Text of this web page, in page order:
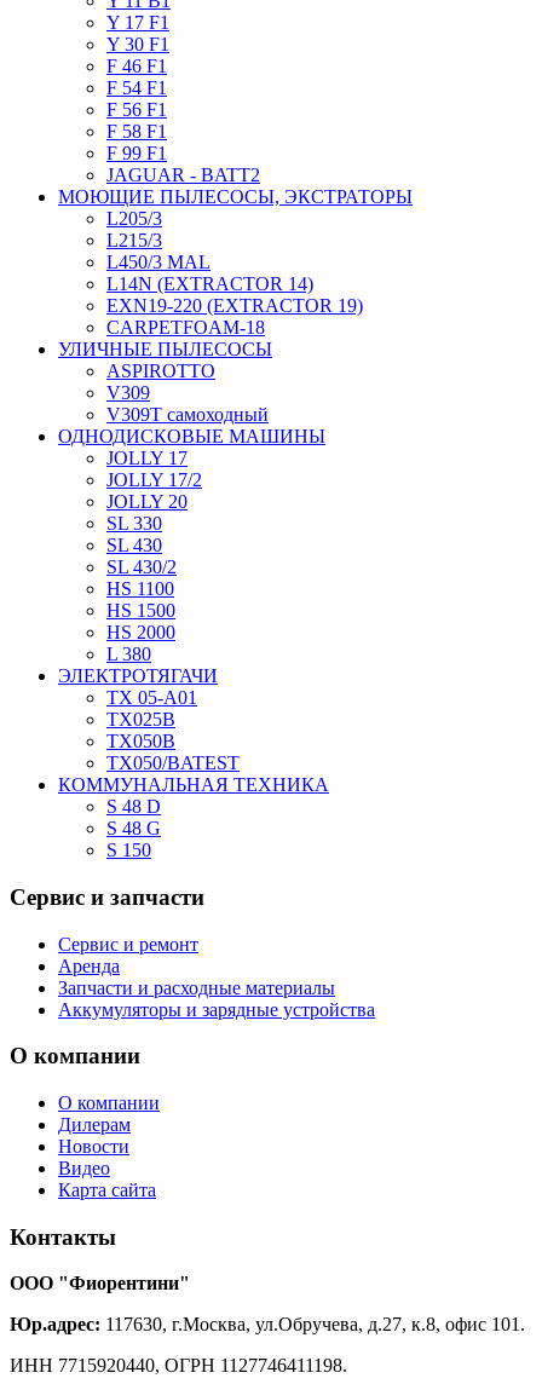
Y 17 F1
Y 30 F1
F 46 F1
F 54 F1
F 56 F1
F 58 F1
F 99 F1
JAGUAR - BATT2
МОЮЩИЕ ПЫЛЕСОСЫ, ЭКСТРАТОРЫ
L205/3
L215/3
L450/3 MAL
L14N (EXTRACTOR 14)
EXN19-220 (EXTRACTOR 19)
CARPETFOAM-18
УЛИЧНЫЕ ПЫЛЕСОСЫ
ASPIROTTO
V309
V309T самоходный
ОДНОДИСКОВЫЕ МАШИНЫ
JOLLY 17
JOLLY 17/2
JOLLY 20
SL 330
SL 430
SL 430/2
HS 1100
HS 1500
HS 2000
L 380
ЭЛЕКТРОТЯГАЧИ
TX 05-A01
TX025В
TX050В
TX050/BATEST
КОММУНАЛЬНАЯ ТЕХНИКА
S 48 D
S 48 G
S 150
Сервис и запчасти
Сервис и ремонт
Аренда
Запчасти и расходные материалы
Аккумуляторы и зарядные устройства
О компании
О компании
Дилерам
Новости
Видео
Карта сайта
Контакты
ООО "Фиорентини"
Юр.адрес: 117630, г.Москва, ул.Обручева, д.27, к.8, офис 101.
ИНН 7715920440, ОГРН 1127746411198.